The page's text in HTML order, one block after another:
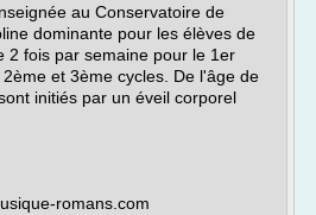
au Conservatoire de
dominante pour les élèves de
2 fois par semaine pour le 1er
et 3ème cycles. De l'âge de
initiés par un éveil corporel
romans.com